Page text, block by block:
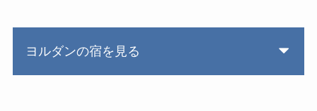
ヨルダンの宿を見る